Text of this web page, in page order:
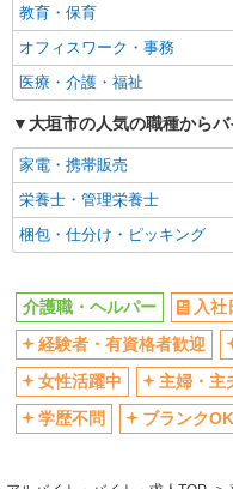
産休・育休取得実績あり
教育・保育
オフィスワーク・事務
医療・介護・福祉
大垣市の人気の職種から
家電・携帯販売
栄養士・管理栄養士
梱包・仕分け・ピッキング
介護職・ヘルパー 入社
経験者・有資格者歓迎
女性活躍中
主婦・主
学歴不問
ブランクOK